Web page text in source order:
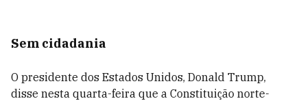
Sem cidadania
O presidente dos Estados Unidos, Donald Trump,
disse nesta quarta-feira que a Constituição norte-